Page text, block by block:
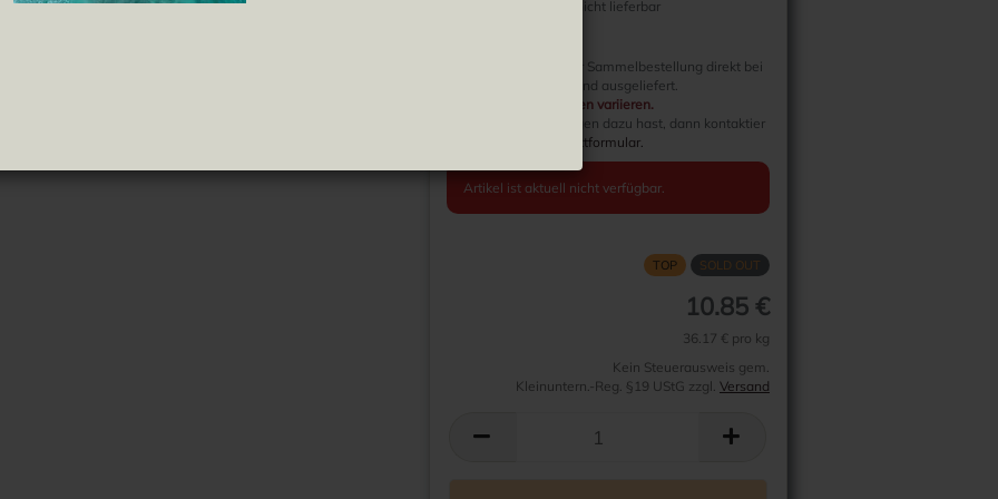
Derzeit nicht lieferbar
Dieser Artikel wird per Sammelbestellung direkt bei
m Hersteller bestellt und ausgeliefert.
Die Lieferzeiten können variieren.
Wenn du weitere Fragen dazu hast, dann kontaktier
Kontaktformular.
Artikel ist aktuell nicht verfügbar.
TOP SOLD OUT
10.85 €
36.17 € pro kg
Kein Steuerausweis gem.
Kleinuntern.-Reg. §19 UStG zzgl. Versand